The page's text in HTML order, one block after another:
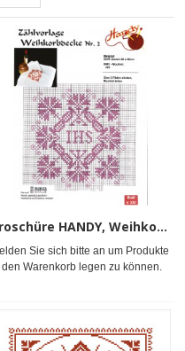
Broschüre HANDY, Weihkorb 2
Sie sich bitte an um Produkte
den Warenkorb legen zu können.